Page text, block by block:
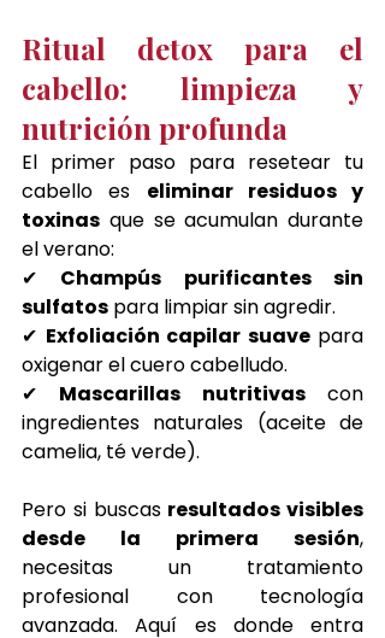
Ritual detox para el
cabello: limpieza y
nutrición profunda
El primer paso para resetear tu
cabello es eliminar residuos y
toxinas que se acumulan durante
el verano:
✔ Champús purificantes sin
sulfatos para limpiar sin agredir.
✔ Exfoliación capilar suave para
oxigenar el cuero cabelludo.
✔ Mascarillas nutritivas con
ingredientes naturales (aceite de
camelia, té verde).
Pero si buscas resultados visibles
desde la primera sesión,
necesitas un tratamiento
profesional con tecnología